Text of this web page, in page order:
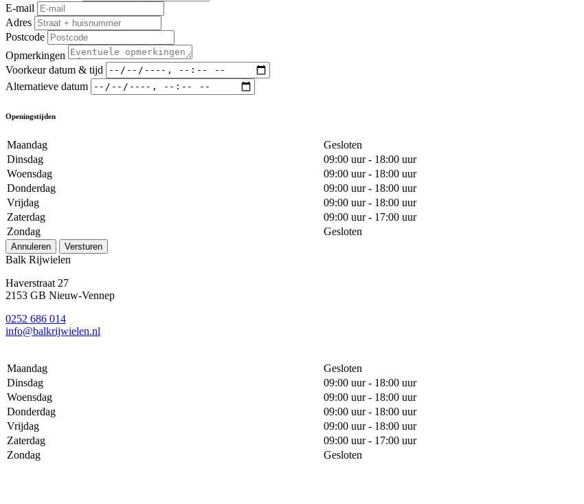
E-mail
Adres
Postcode
Opmerkingen
Voorkeur datum & tijd
Alternatieve datum
Openingstijden
Maandag
Gesloten
Dinsdag
09:00 uur - 18:00 uur
Woensdag
09:00 uur - 18:00 uur
Donderdag
09:00 uur - 18:00 uur
Vrijdag
09:00 uur - 18:00 uur
Zaterdag
09:00 uur - 17:00 uur
Zondag
Gesloten
Annuleren Versturen
Balk Rijwielen
Haverstraat 27
2153 GB Nieuw-Vennep
0252 686 014
info@balkrijwielen.nl
Maandag
Gesloten
Dinsdag
09:00 uur - 18:00 uur
Woensdag
09:00 uur - 18:00 uur
Donderdag
09:00 uur - 18:00 uur
Vrijdag
09:00 uur - 18:00 uur
Zaterdag
09:00 uur - 17:00 uur
Zondag
Gesloten